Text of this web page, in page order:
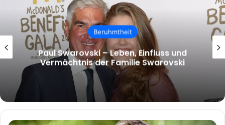
Beruhmtheit
malcolm.mcrae – Wer ist Malcolm
McRae und warum wächst das Interesse
an ihm?